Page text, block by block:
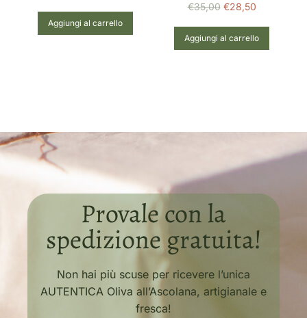
Aggiungi al carrello
€35,00 €28,50
Aggiungi al carrello
Provale con la
spedizione gratuita!
Non hai più scuse per ricevere l’unica
AUTENTICA Oliva all’Ascolana, artigianale e
fresca!